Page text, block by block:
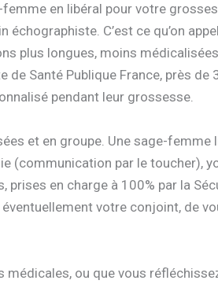
en libéral pour votre
C’est ce qu’on
plus longues, moins
Santé Publique France, près de
pendant leur grossesse.
et en groupe. Une sage-femme
(communication par le toucher),
prises en charge à 100% par la
votre conjoint, de
médicales, ou que vous